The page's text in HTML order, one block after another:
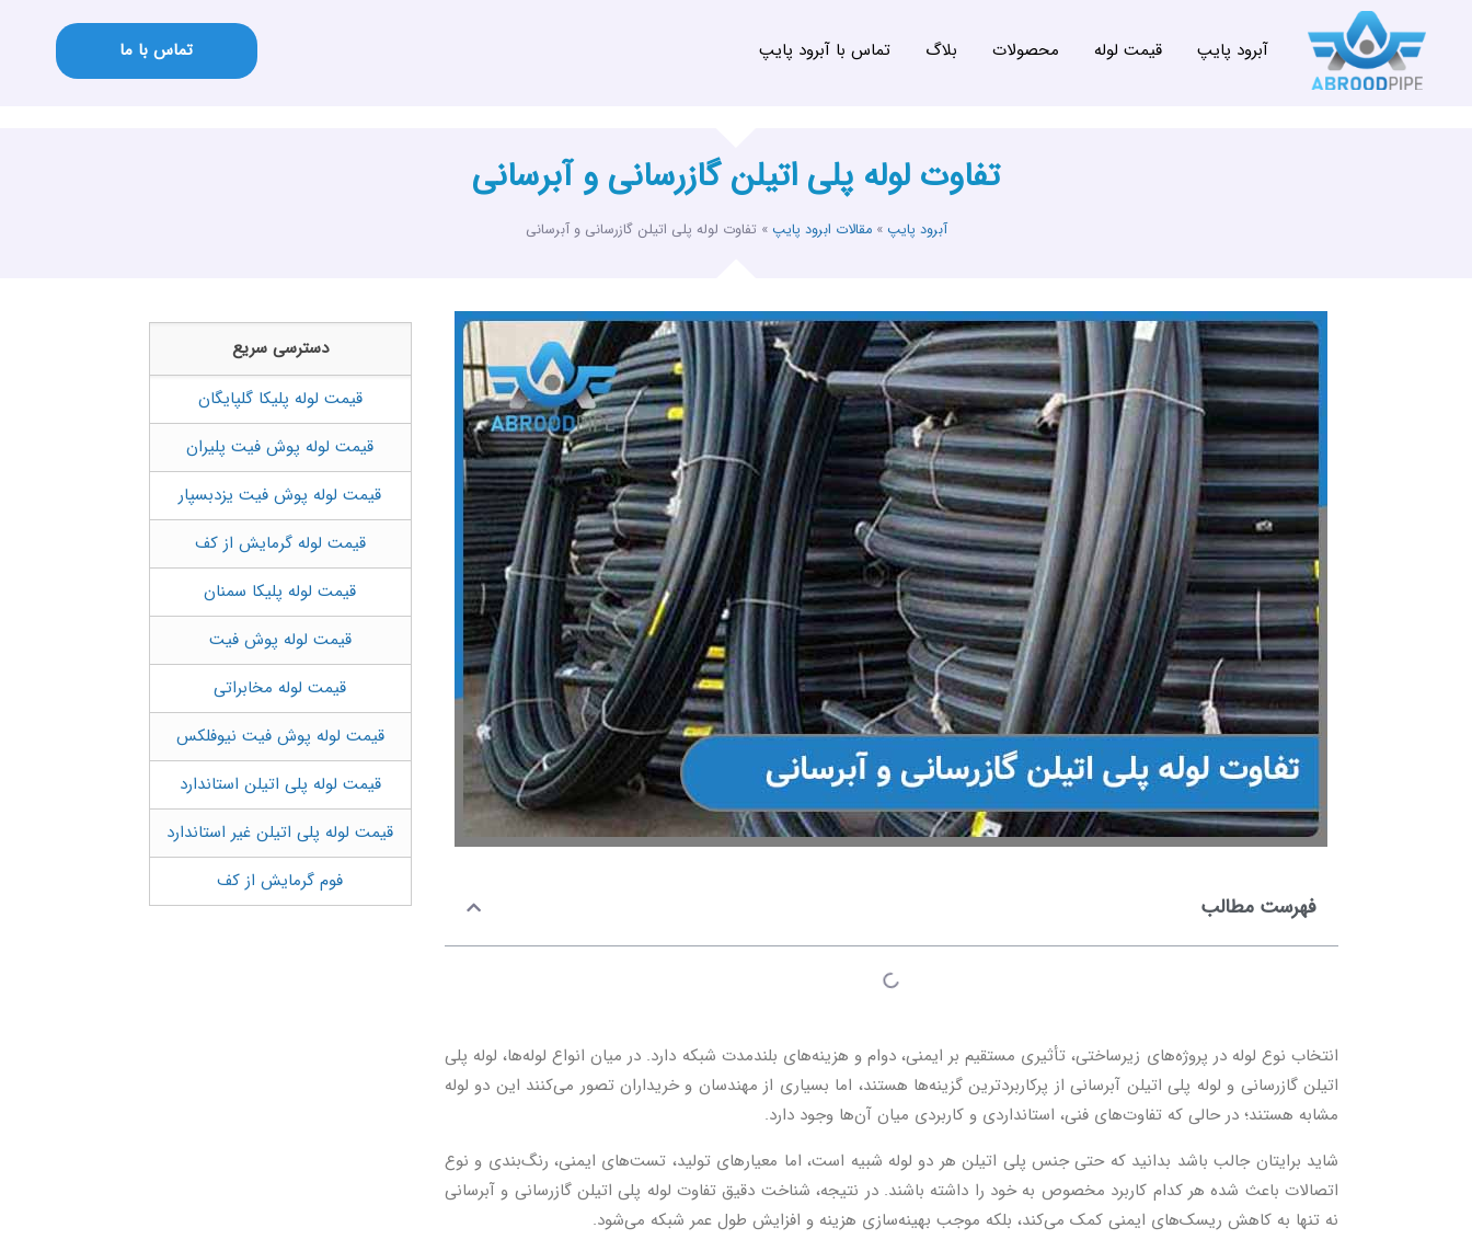
آبرود پایپ قیمت لوله محصولات بلاگ تماس با آبرود پایپ تماس با ما
تفاوت لوله پلی اتیلن گازرسانی و آبرسانی
آبرود پایپ »مقالات ابرود پایپ » تفاوت لوله پلی اتیلن گازرسانی و آبرسانی
فهرست مطالب
انتخاب نوع لوله در پروژه‌های زیرساختی، تأثیری مستقیم بر ایمنی، دوام و هزینه‌های بلندمدت شبکه دارد. در میان انواع لوله‌ها، لوله پلی
اتیلن گازرسانی و لوله پلی اتیلن آبرسانی از پرکاربردترین گزینه‌ها هستند، اما بسیاری از مهندسان و خریداران تصور می‌کنند این دو لوله
مشابه هستند؛ در حالی که تفاوت‌های فنی، استانداردی و کاربردی میان آن‌ها وجود دارد.
شاید برایتان جالب باشد بدانید که حتی جنس پلی اتیلن هر دو لوله شبیه است، اما معیارهای تولید، تست‌های ایمنی، رنگ‌بندی و نوع
اتصالات باعث شده هر کدام کاربرد مخصوص به خود را داشته باشند. در نتیجه، شناخت دقیق تفاوت لوله پلی اتیلن گازرسانی و آبرسانی
نه تنها به کاهش ریسک‌های ایمنی کمک می‌کند، بلکه موجب بهینه‌سازی هزینه و افزایش طول عمر شبکه می‌شود.
دسترسی سریع
قیمت لوله پلیکا گلپایگان
قیمت لوله پوش فیت پلیران
قیمت لوله پوش فیت یزدبسپار
قیمت لوله گرمایش از کف
قیمت لوله پلیکا سمنان
قیمت لوله پوش فیت
قیمت لوله مخابراتی
قیمت لوله پوش فیت نیوفلکس
قیمت لوله پلی اتیلن استاندارد
قیمت لوله پلی اتیلن غیر استاندارد
فوم گرمایش از کف